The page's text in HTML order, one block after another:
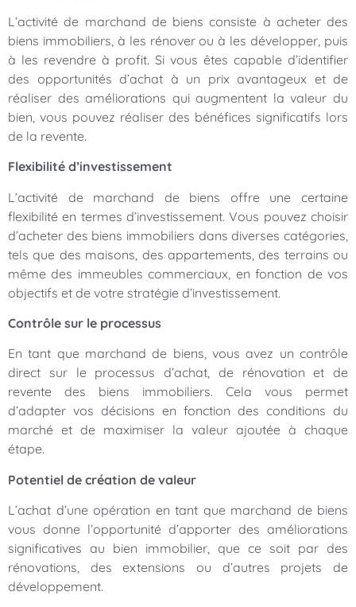
L’activité de marchand de biens consiste à acheter des
biens immobiliers, à les rénover ou à les développer, puis
à les revendre à profit. Si vous êtes capable d’identifier
des opportunités d’achat à un prix avantageux et de
réaliser des améliorations qui augmentent la valeur du
bien, vous pouvez réaliser des bénéfices significatifs lors
de la revente.
Flexibilité d’investissement
L’activité de marchand de biens offre une certaine
flexibilité en termes d’investissement. Vous pouvez choisir
d’acheter des biens immobiliers dans diverses catégories,
tels que des maisons, des appartements, des terrains ou
même des immeubles commerciaux, en fonction de vos
objectifs et de votre stratégie d’investissement.
Contrôle sur le processus
En tant que marchand de biens, vous avez un contrôle
direct sur le processus d’achat, de rénovation et de
revente des biens immobiliers. Cela vous permet
d’adapter vos décisions en fonction des conditions du
marché et de maximiser la valeur ajoutée à chaque
étape.
Potentiel de création de valeur
L’achat d’une opération en tant que marchand de biens
vous donne l’opportunité d’apporter des améliorations
significatives au bien immobilier, que ce soit par des
rénovations, des extensions ou d’autres projets de
développement.